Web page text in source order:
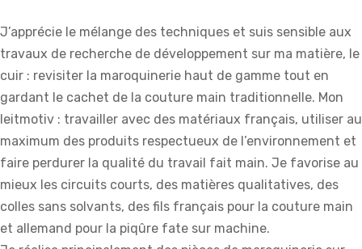
J’apprécie le mélange des techniques et suis sensible aux
travaux de recherche de développement sur ma matière, le
cuir : revisiter la maroquinerie haut de gamme tout en
gardant le cachet de la couture main traditionnelle. Mon
leitmotiv : travailler avec des matériaux français, utiliser au
maximum des produits respectueux de l’environnement et
faire perdurer la qualité du travail fait main. Je favorise au
mieux les circuits courts, des matières qualitatives, des
colles sans solvants, des fils français pour la couture main
et allemand pour la piqûre fate sur machine.